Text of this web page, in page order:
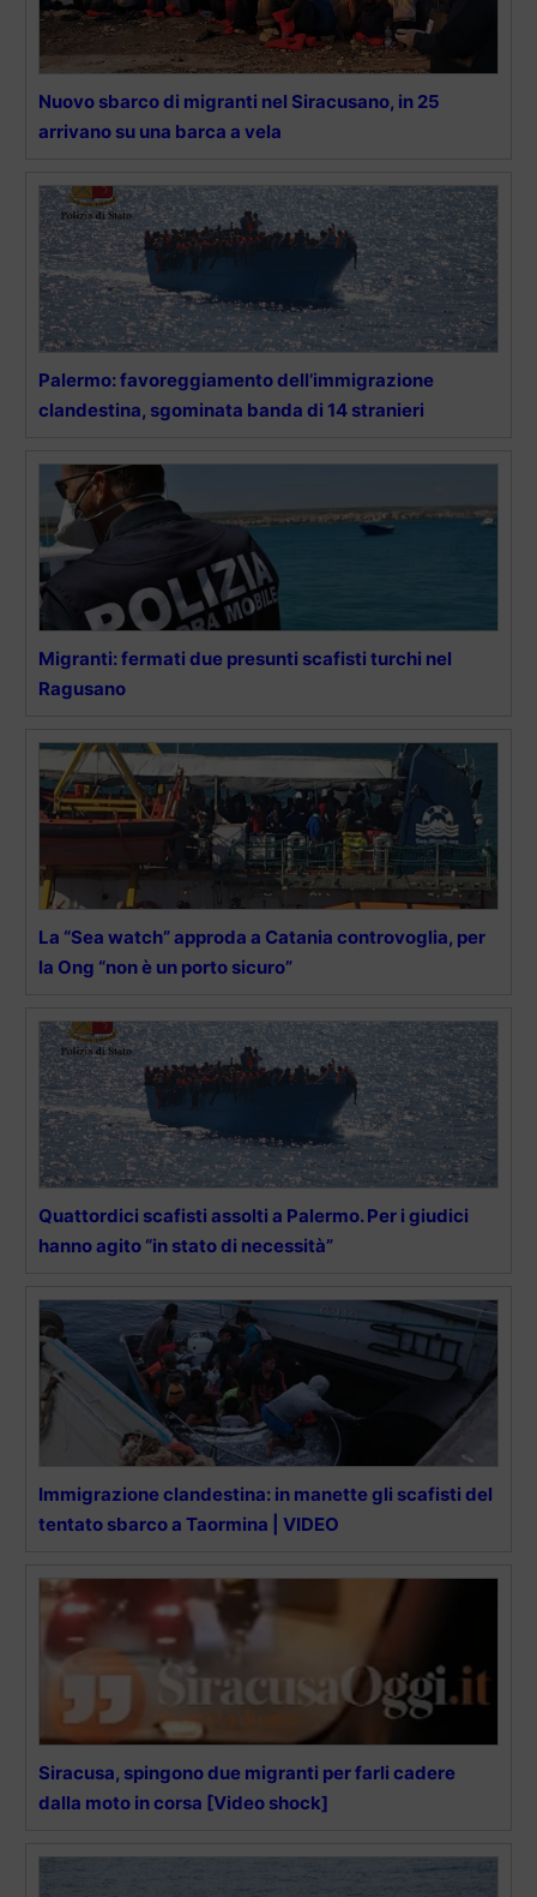
Nuovo sbarco di migranti nel Siracusano, in 25
arrivano su una barca a vela
Palermo: favoreggiamento dell’immigrazione
clandestina, sgominata banda di 14 stranieri
Migranti: fermati due presunti scafisti turchi nel
Ragusano
La “Sea watch” approda a Catania controvoglia, per
la Ong “non è un porto sicuro”
Quattordici scafisti assolti a Palermo. Per i giudici
hanno agito “in stato di necessità”
Immigrazione clandestina: in manette gli scafisti del
tentato sbarco a Taormina | VIDEO
Siracusa, spingono due migranti per farli cadere
dalla moto in corsa [Video shock]